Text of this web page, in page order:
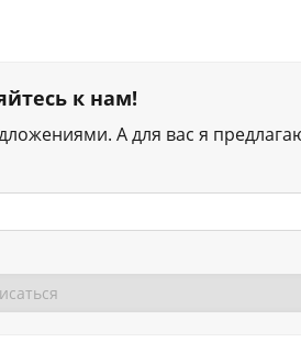
к нам!
А для вас я